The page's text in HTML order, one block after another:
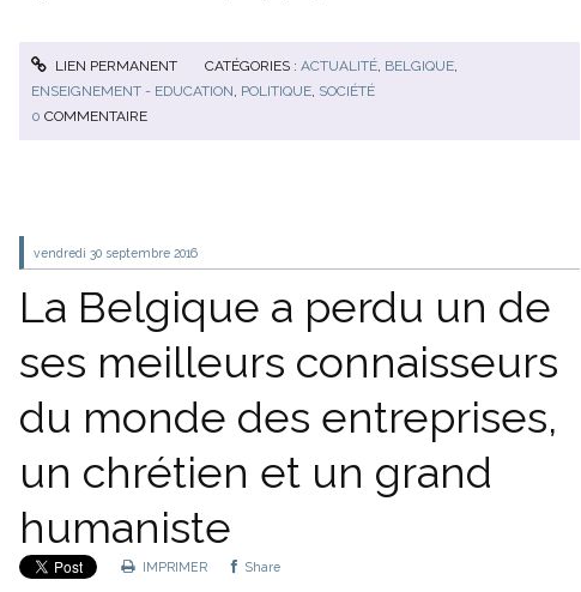
LIEN PERMANENT CATÉGORIES :ACTUALITÉ, BELGIQUE,
ENSEIGNEMENT - EDUCATION POLITIQUE, SOCIÉTÉ
0 COMMENTAIRE
vendredi 30 septembre 2016
La Belgique a perdu un de
ses meilleurs connaisseurs
du monde des entreprises,
un chrétien et un grand
humaniste
IMPRIMER Share